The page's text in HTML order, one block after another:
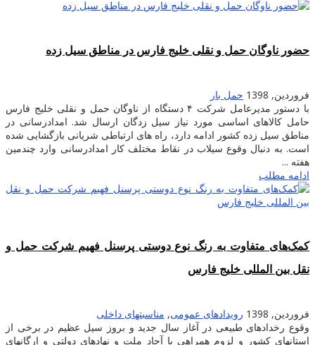
حضور ناوگان حمل و نقلی خلیج فارس در مناطق سیل زده
فروردین, 1398
حمل بار
با دستور مدیرعامل شرکت ۴ دستگاه از ناوگان حمل و نقلی خلیج فارس
حامل کالاهای اساسی مورد نیاز سیل زدگان ارسال شد. امدادرسانى در
مناطق سیل زده کشور ادامه دارد، راه هاى ارتباطى شریانى بازگشایى شده
است. به دنبال وقوع سیلاب در نقاط مختلف کار امدادرسانى وارد چندمین
هفته ...
ادامه مطلب
کمک‌های متفاوت به رنگ نوع دوستی پرسنل فهیم شرکت حمل و
نقل بین المللی خلیج فارس
فروردین, 1398 رویدادهای عمومی, مناسبتهای داخلی
وقوع رخدادهاى طبیعى در آغاز سال جدید و بروز سیل عظیم در برخى از
استانهاى کشور و لزوم همراهى با آحاد ملت و نهادهاى دولتى و ارگانهاى